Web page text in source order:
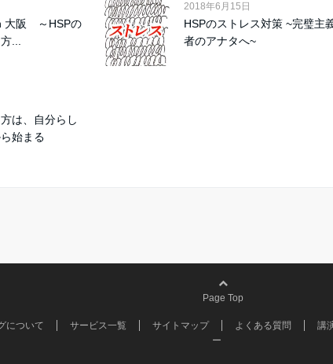
大阪 ～HSPの
...
2018年6月15日
HSPのストレス対策 ~完璧主
者のアナタへ~
は、自分らし
始まる
Page Top
について サービス一覧 サイトマップ よくある質問 講
ー